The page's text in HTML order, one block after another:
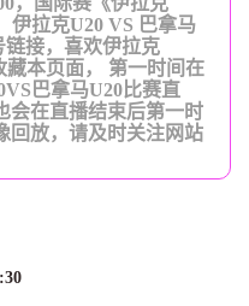
伊拉克U20 VS 巴拿马
接，喜欢伊拉克
藏本页面， 第一时间在
巴拿马U20比赛直
会在直播结束后第一时
回放，请及时关注网站